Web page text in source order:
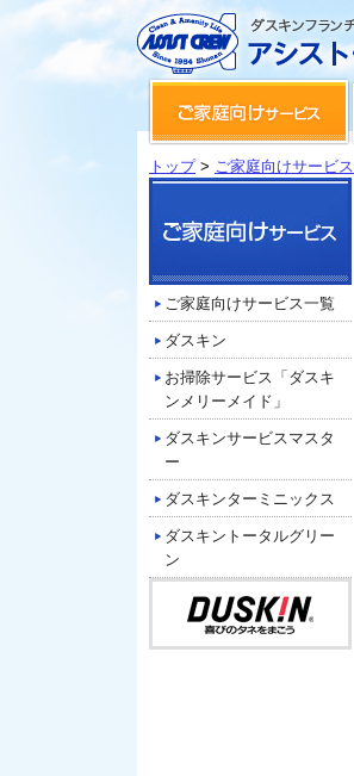
トップ> ご家庭向けサービス
ご家庭向けサービス一覧
ダスキン
お掃除サービス「ダスキ
ンメリーメイド」
ダスキンサービスマスタ
ー
ダスキンターミニックス
ダスキントータルグリー
ン